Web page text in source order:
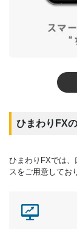
ひまわりFX
ひまわりFXでは
スをご用意してお